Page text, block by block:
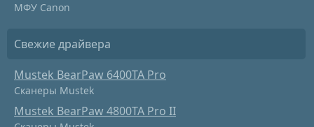
МФУ Canon
Свежие драйвера
Mustek BearPaw 6400TA Pro
Сканеры Mustek
Mustek BearPaw 4800TA Pro II